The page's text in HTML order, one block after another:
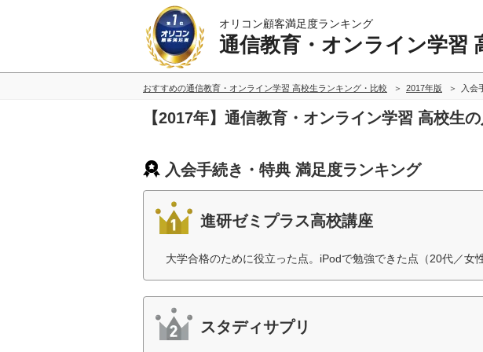
オリコン顧客満足度ランキング
通信教育・オンライン学習
おすすめの通信教育・オンライン学習 高校生ランキング・比較 2017年版 入会
【2017年】通信教育・オンライン学習 高校生
入会手続き・特典 満足度ランキング
進研ゼミプラス高校講座
大学合格のために役立った点。iPodで勉強できた点（20代／女性
スタディサプリ